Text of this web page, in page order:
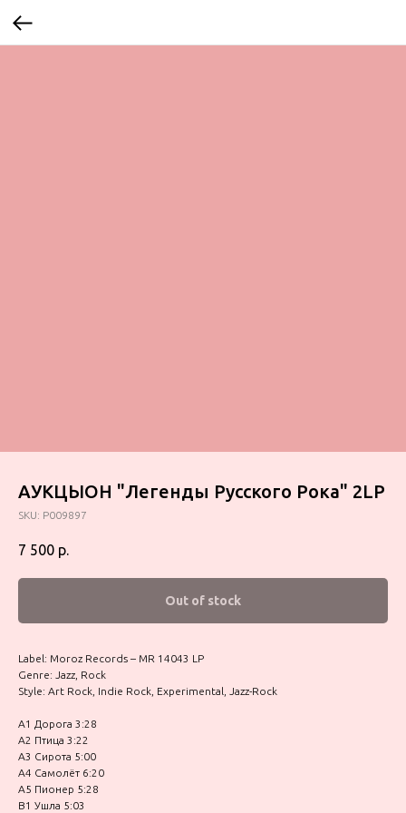
АУКЦЫОН "Легенды Русского Рока" 2LP
SKU: P009897
7 500 р.
Out of stock
Label: Moroz Records – MR 14043 LP
Genre: Jazz, Rock
Style: Art Rock, Indie Rock, Experimental, Jazz-Rock
A1 Дорога 3:28
A2 Птица 3:22
A3 Сирота 5:00
A4 Самолёт 6:20
A5 Пионер 5:28
B1 Ушла 5:03